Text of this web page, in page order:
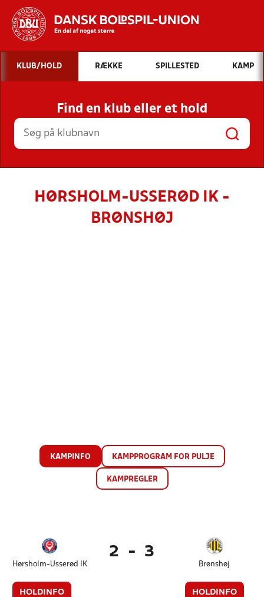
Hvad vil du søge efter?
INDHOLD OG NYHEDER
STILLINGER, RESULTATER, KLUBBER OG
HOLD
KLUB/HOLD RÆKKE SPILLESTED KAMP
Find en klub eller et hold
HØRSHOLM-USSERØD IK -
BRØNSHØJ
KAMPINFO KAMPPROGRAM FOR PULJE
KAMPREGLER
Hørsholm-Usserød IK
HOLDINFO
2 - 3
Brønshøj
HOLDINFO